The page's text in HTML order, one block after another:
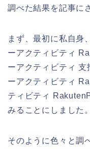
調べた結果を記事に
まず、最初に私自身
ーアクティビティ
ーアクティビティ
ーアクティビティ
ティビティ
みることにしました。
そのように色々と調